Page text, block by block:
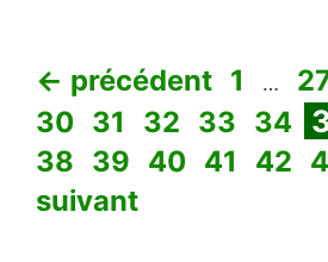
← précédent Page
1 …
30 Page
31 Page
32 Page
33 Page
34
38 Page
39 Page
40 Page
41 Page
42
suivant